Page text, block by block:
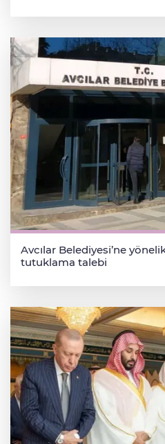
Avcılar Belediyesi’ne
tutuklama talebi